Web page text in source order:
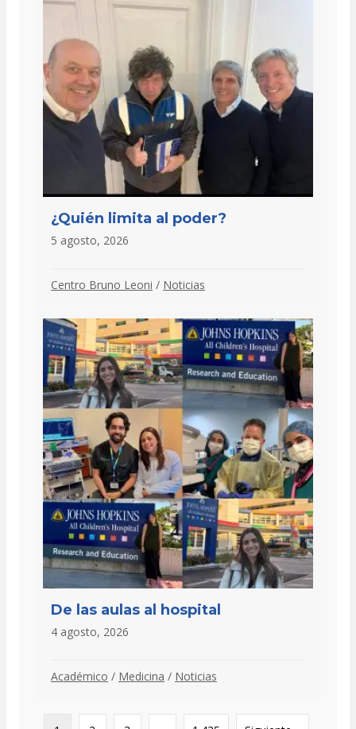
¿Quién limita al poder?
5 agosto, 2026
Centro Bruno Leoni / Noticias
De las aulas al hospital
4 agosto, 2026
Académico / Medicina / Noticias